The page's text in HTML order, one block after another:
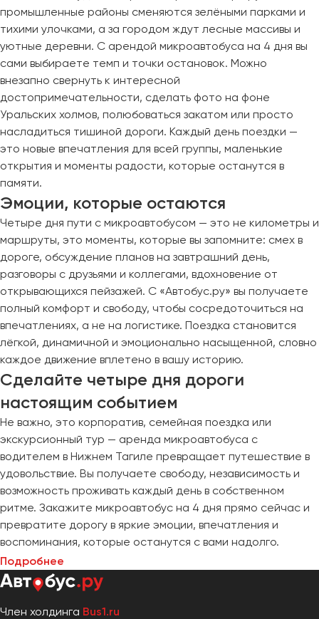
промышленные районы сменяются зелёными парками и
тихими улочками, а за городом ждут лесные массивы и
уютные деревни. С арендой микроавтобуса на 4 дня вы
сами выбираете темп и точки остановок. Можно
внезапно свернуть к интересной
достопримечательности, сделать фото на фоне
Уральских холмов, полюбоваться закатом или просто
насладиться тишиной дороги. Каждый день поездки —
это новые впечатления для всей группы, маленькие
открытия и моменты радости, которые останутся в
памяти.
Эмоции, которые остаются
Четыре дня пути с микроавтобусом — это не километры и
маршруты, это моменты, которые вы запомните: смех в
дороге, обсуждение планов на завтрашний день,
разговоры с друзьями и коллегами, вдохновение от
открывающихся пейзажей. С «Автобус.ру» вы получаете
полный комфорт и свободу, чтобы сосредоточиться на
впечатлениях, а не на логистике. Поездка становится
лёгкой, динамичной и эмоционально насыщенной, словно
каждое движение вплетено в вашу историю.
Сделайте четыре дня дороги
настоящим событием
Не важно, это корпоратив, семейная поездка или
экскурсионный тур — аренда микроавтобуса с
водителем в Нижнем Тагиле превращает путешествие в
удовольствие. Вы получаете свободу, независимость и
возможность проживать каждый день в собственном
ритме. Закажите микроавтобус на 4 дня прямо сейчас и
превратите дорогу в яркие эмоции, впечатления и
воспоминания, которые останутся с вами надолго.
Подробнее
Член холдинга Bus1.ru